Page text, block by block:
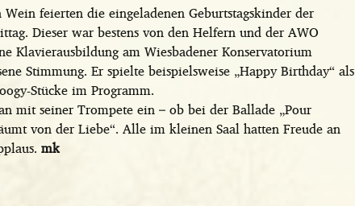
feierten die eingeladenen Geburtstagskinder der
Dieser war bestens von den Helfern und der AWO
Klavierausbildung am Wiesbadener Konservatorium
Stimmung. Er spielte beispielsweise „Happy Birthday“ als
Stücke im Programm.
mit seiner Trompete ein – ob bei der Ballade „Pour
von der Liebe“. Alle im kleinen Saal hatten Freude an
mk